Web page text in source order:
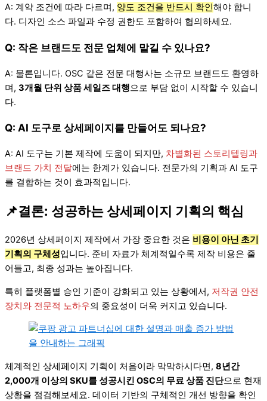
A: 계약 조건에 따라 다르며, 양도 조건을 반드시 확인해야 합니
다. 디자인 소스 파일과 수정 권한도 포함하여 협의하세요.
Q: 작은 브랜드도 전문 업체에 맡길 수 있나요?
A: 물론입니다. OSC 같은 전문 대행사는 소규모 브랜드도 환영하
며, 3개월 단위 상품 세일즈 대행으로 부담 없이 시작할 수 있습니
다.
Q: AI 도구로 상세페이지를 만들어도 되나요?
A: AI 도구는 기본 제작에 도움이 되지만, 차별화된 스토리텔링과
브랜드 가치 전달에는 한계가 있습니다. 전문가의 기획과 AI 도구
를 결합하는 것이 효과적입니다.
📌결론: 성공하는 상세페이지 기획의 핵심
2026년 상세페이지 제작에서 가장 중요한 것은 비용이 아닌 초기
기획의 구체성입니다. 준비 자료가 체계적일수록 제작 비용은 줄
어들고, 최종 성과는 높아집니다.
특히 플랫폼별 승인 기준이 강화되고 있는 상황에서, 저작권 안전
장치와 전문적 노하우의 중요성이 더욱 커지고 있습니다.
체계적인 상세페이지 기획이 처음이라 막막하시다면, 8년간
2,000개 이상의 SKU를 성공시킨 OSC의 무료 상품 진단으로 현재
상황을 점검해보세요. 데이터 기반의 구체적인 개선 방향을 확인